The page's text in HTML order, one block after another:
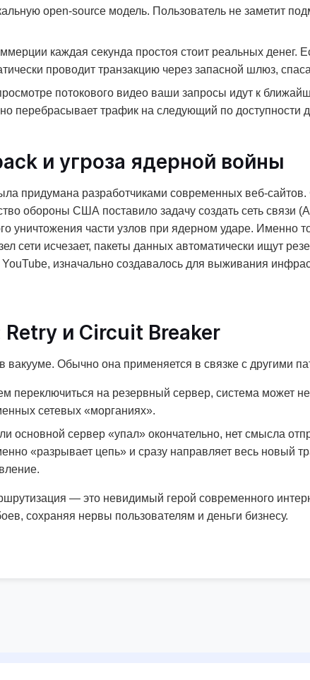
open-source модель. Пользователь не заметит
каждая секунда простоя стоит реальных денег.
проводит транзакцию через запасной шлюз,
потокового видео ваши запросы идут к
перебрасывает трафик на следующий по доступности
и угроза ядерной войны
придумана разработчиками современных веб-
обороны США поставило задачу создать сеть связи
уничтожения части узлов при ядерном ударе. Именно
сети исчезает, пакеты данных автоматически ищут
изначально создавалось для выживания
и Circuit Breaker
Обычно она применяется в связке с другими
переключиться на резервный сервер, система может
сетевых «морганиях».
основной сервер «упал» окончательно, нет смысла
«разрывает цепь» и сразу направляет весь новый
— это невидимый герой современного
сохраняя нервы пользователям и деньги бизнесу.